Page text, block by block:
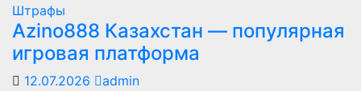
Штрафы
Azino888 Казахстан — популярная
игровая платформа
12.07.2026
admin